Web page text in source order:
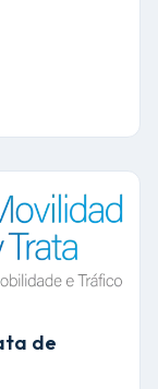
de